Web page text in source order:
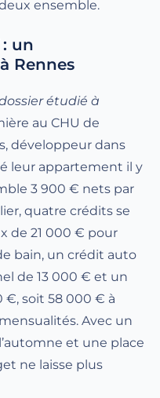
ensemble.
un
Rennes
étudié à
au CHU de
développeur dans
leur appartement il y
3 900 € nets par
quatre crédits se
de 21 000 € pour
bain, un crédit auto
de 13 000 € et un
€, soit 58 000 € à
Avec un
et une place
ne laisse plus